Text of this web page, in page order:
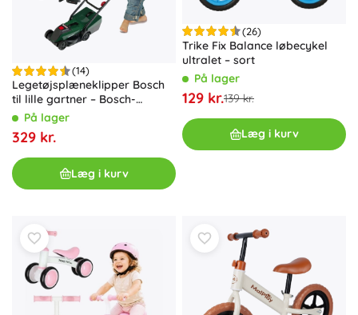
(14)
Legetøjsplæneklipper Bosch
til lille gartner – Bosch-
plæneklipper med lys- og
lydmodul
På lager
329 kr.
Læg i kurv
(26)
Trike Fix Balance løbecykel
ultralet – sort
På lager
129 kr.139 kr.
Læg i kurv